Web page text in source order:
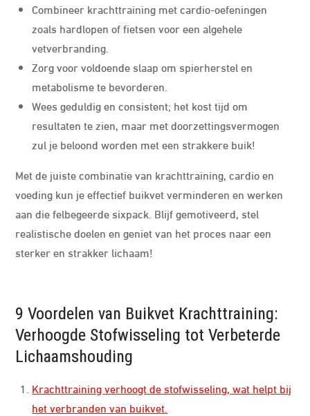
Combineer krachttraining met cardio-oefeningen
zoals hardlopen of fietsen voor een algehele
vetverbranding.
Zorg voor voldoende slaap om spierherstel en
metabolisme te bevorderen.
Wees geduldig en consistent; het kost tijd om
resultaten te zien, maar met doorzettingsvermogen
zul je beloond worden met een strakkere buik!
Met de juiste combinatie van krachttraining, cardio en
voeding kun je effectief buikvet verminderen en werken
aan die felbegeerde sixpack. Blijf gemotiveerd, stel
realistische doelen en geniet van het proces naar een
sterker en strakker lichaam!
9 Voordelen van Buikvet Krachttraining:
Verhoogde Stofwisseling tot Verbeterde
Lichaamshouding
Krachttraining verhoogt de stofwisseling, wat helpt bij
het verbranden van buikvet.